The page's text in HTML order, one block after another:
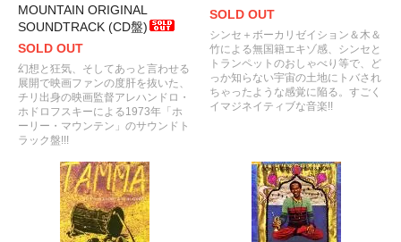
MOUNTAIN ORIGINAL
SOUNDTRACK (CD盤)
SOLD OUT
幻想と狂気、そしてあっと言わせる
展開で映画ファンの度肝を抜いた、
チリ出身の映画監督アレハンドロ・
ホドロフスキーによる1973年「ホ
ーリー・マウンテン」のサウンドト
ラック盤!!!
SOLD OUT
シンセ＋ボーカリゼイション＆木＆
竹による無国籍エキゾ感、シンセと
トランペットのおしゃべり等で、ど
っか知らない宇宙の土地にトバされ
ちゃったような感覚に陥る。すごく
イマジネイティブな音楽!!